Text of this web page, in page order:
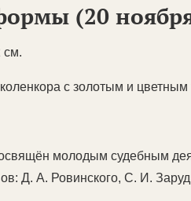
(20
см.
с золотым и
молодым судебным
Д. А. Ровинского, С. И.